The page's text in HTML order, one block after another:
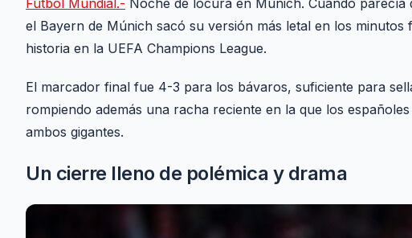
Futbol Mundial.- Noche de locura en Múnich. Cuando
el Bayern de Múnich sacó su versión más letal en los
historia en la UEFA Champions League.
El marcador final fue 4-3 para los bávaros, suficiente para
rompiendo además una racha reciente en la que los
ambos gigantes.
Un cierre lleno de polémica y drama